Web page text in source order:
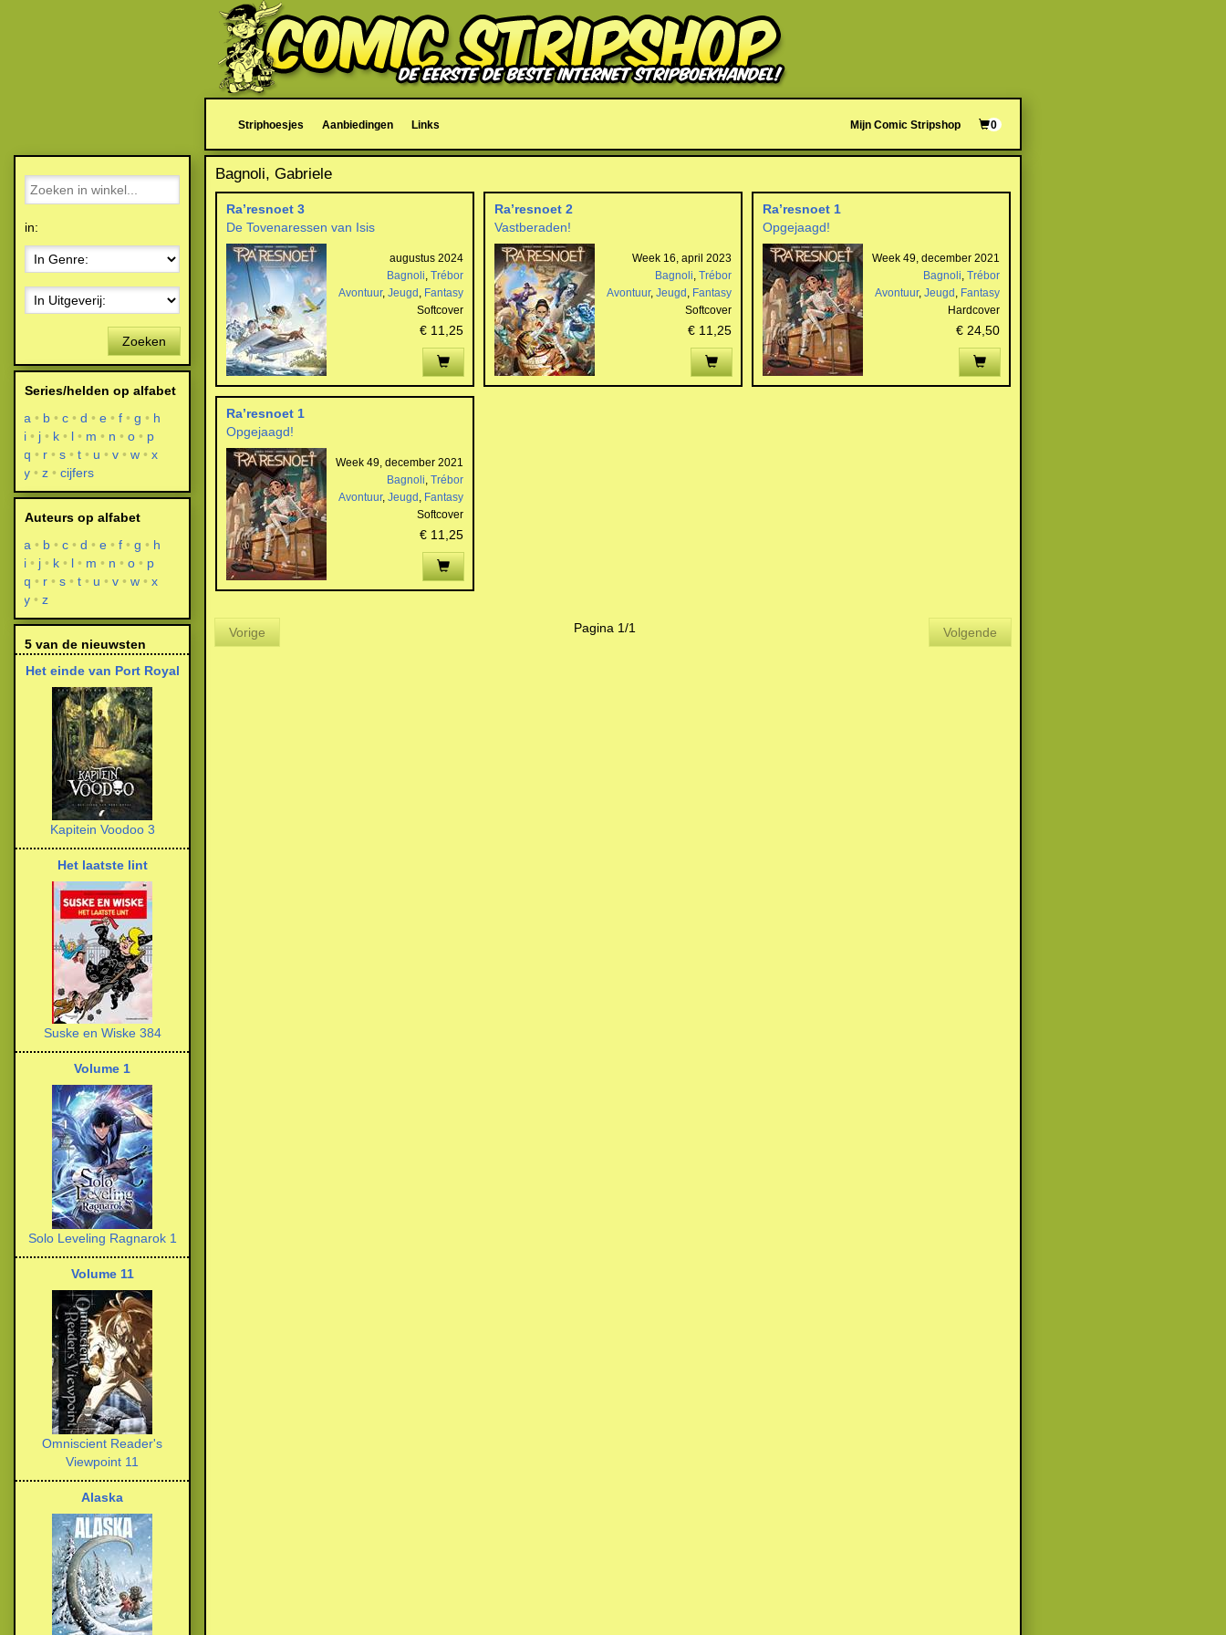
Striphoesjes Aanbiedingen Links Mijn Comic Stripshop 0
Bagnoli, Gabriele
Ra’resnoet 3
De Tovenaressen van Isis
augustus 2024
Bagnoli, Trébor
Avontuur, Jeugd , Fantasy
Softcover
€ 11,25
Ra’resnoet 2
Vastberaden!
Week 16, april 2023
Bagnoli, Trébor
Avontuur, Jeugd , Fantasy
Softcover
€ 11,25
Ra’resnoet 1
Opgejaagd!
Week 49, december 2021
Bagnoli, Trébor
Avontuur, Jeugd , Fantasy
Hardcover
€ 24,50
Ra’resnoet 1
Opgejaagd!
Week 49, december 2021
Bagnoli, Trébor
Avontuur, Jeugd , Fantasy
Softcover
€ 11,25
Vorige Pagina 1/1 Volgende
in:
Zoeken
Series/helden op alfabet
a
b c d e f g
h
i
j k l m n o
p
q
r s t u v w
x
y
z cijfers
Auteurs op alfabet
a
b c d e f g
h
i
j k l m n o
p
q
r s t u v w
x
y
z
5 van de nieuwsten
Het einde van Port Royal
Kapitein Voodoo 3
Het laatste lint
Suske en Wiske 384
Volume 1
Solo Leveling Ragnarok 1
Volume 11
Omniscient Reader's
Viewpoint 11
Alaska